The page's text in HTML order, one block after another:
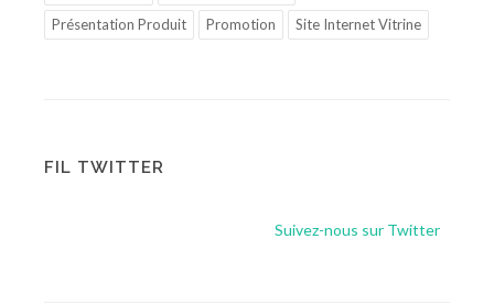
Présentation Produit
Promotion Site Internet Vitrine
FIL TWITTER
Suivez-nous sur Twitter